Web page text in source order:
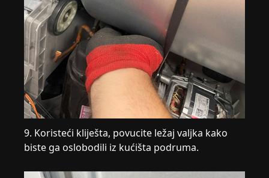
9. Koristeći kliješta, povucite ležaj valjka kako
biste ga oslobodili iz kućišta podruma.